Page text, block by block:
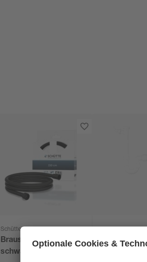
Schütte
Brauseschlauch
schwarz PVC 150 cm
Flex-Siphon